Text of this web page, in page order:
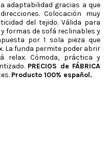
adaptabilidad gracias a que
Colocación muy
del tejido. Válida para
formas de sofá reclinables y
por 1 sola pieza que
La funda permite poder abrir
relax. Cómoda, práctica y
PRECIOS de FÁBRICA
Producto 100% español.